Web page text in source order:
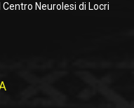
Neurolesi di Locri